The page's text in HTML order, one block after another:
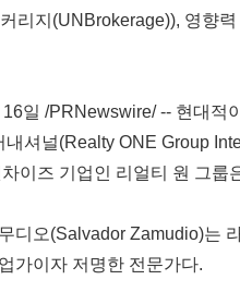
리지 (UNBrokerage)), 영향력
일 /PRNewswire/ -- 현대적
내셔널(Realty ONE Group
이즈 기업인 리얼티 원 그
디오(Salvador Zamudio)는
가이자 저명한 전문가다.